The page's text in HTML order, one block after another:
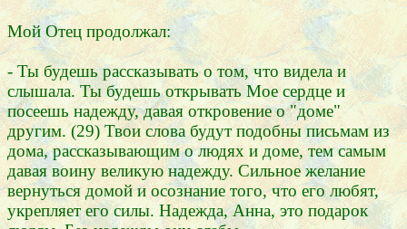
Мой Отец продолжал:
- Ты будешь рассказывать о том, что видела и
слышала. Ты будешь открывать Мое сердце и
посеешь надежду, давая откровение о "доме"
другим. (29) Твои слова будут подобны письмам из
дома, рассказывающим о людях и доме, тем самым
давая воину великую надежду. Сильное желание
вернуться домой и осознание того, что его любят,
укрепляет его силы. Надежда, Анна, это подарок